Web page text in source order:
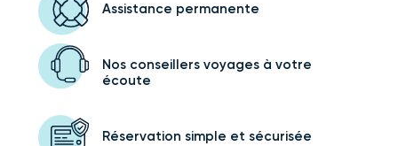
Assistance permanente
Nos conseillers voyagesà votre
écoute
Réservation simple et sécurisée